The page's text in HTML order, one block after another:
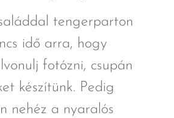
tengerparton
idő arra, hogy
fotózni, csupán
készítünk. Pedig
nehéz a nyaralós